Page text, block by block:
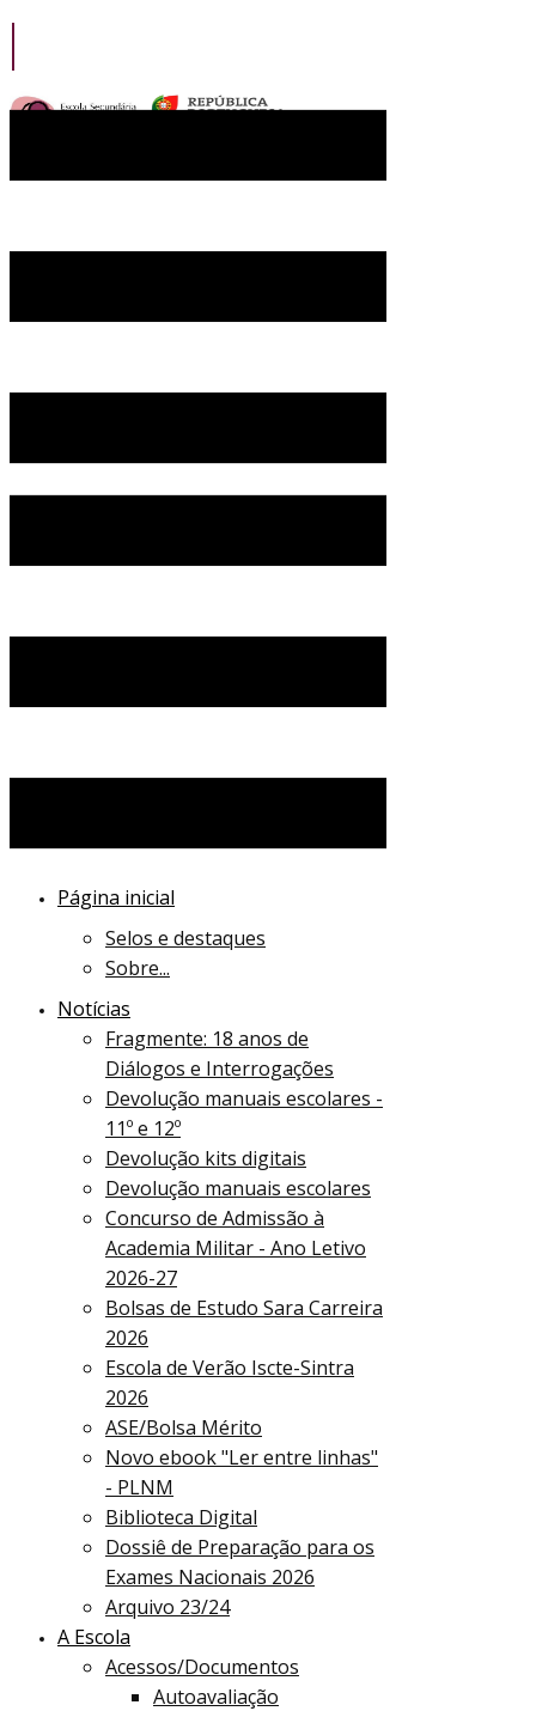
Página inicial
Selos e destaques
Sobre...
Notícias
Fragmente: 18 anos de
Diálogos e Interrogações
Devolução manuais escolares -
11º e 12º
Devolução kits digitais
Devolução manuais escolares
Concurso de Admissão à
Academia Militar - Ano Letivo
2026-27
Bolsas de Estudo Sara Carreira
2026
Escola de Verão Iscte-Sintra
2026
ASE/Bolsa Mérito
Novo ebook "Ler entre linhas"
- PLNM
Biblioteca Digital
Dossiê de Preparação para os
Exames Nacionais 2026
Arquivo 23/24
A Escola
Acessos/Documentos
Autoavaliação